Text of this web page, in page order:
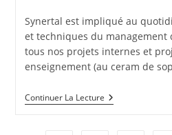
Synertal est impliqué au
et techniques du management
tous nos projets internes et
enseignement (au ceram de
Continuer La Lecture29/11/06
: